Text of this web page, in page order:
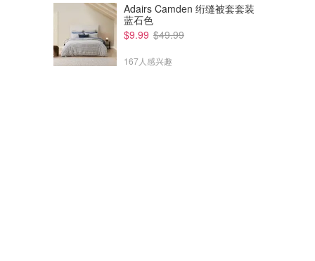
$23.00
OGX 生物素胶原蛋白洗发水
Amazon澳洲亚马逊
$9.00 $23.00
Amazon澳洲亚马逊
Adairs Camden 绗缝被套套装
蓝石色
$9.99 $49.99
167人感兴趣